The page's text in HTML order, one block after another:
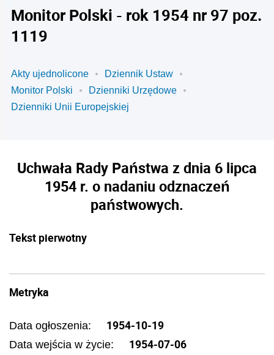
Monitor Polski - rok 1954 nr 97 poz.
1119
Akty ujednolicone
Dziennik Ustaw
Monitor Polski
Dzienniki Urzędowe
Dzienniki Unii Europejskiej
Uchwała Rady Państwa z dnia 6 lipca
1954 r. o nadaniu odznaczeń
państwowych.
Tekst pierwotny
Metryka
Data ogłoszenia: 1954-10-19
Data wejścia w życie: 1954-07-06